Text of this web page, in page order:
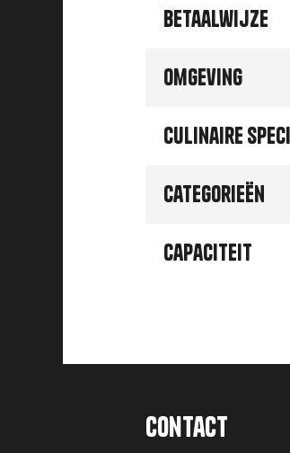
Betaalwijze
Omgeving
Culinaire
Categorieën
Capaciteit
Contact